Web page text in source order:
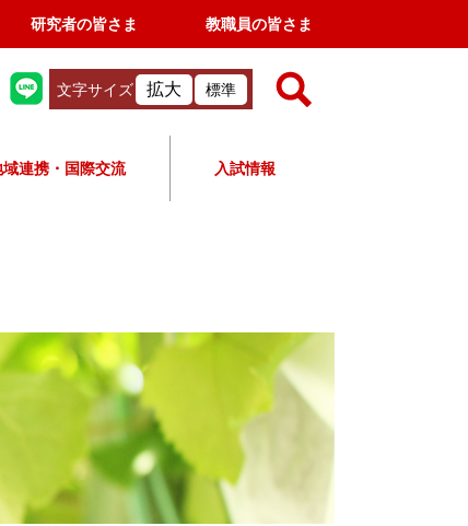
研究者の皆さま 教職員の皆さま
文字サイズ 拡大 標準
連携・国際交流 入試情報